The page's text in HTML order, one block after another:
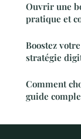
Ouvrir une
pratique et
Boostez
stratégie
Comment
guide